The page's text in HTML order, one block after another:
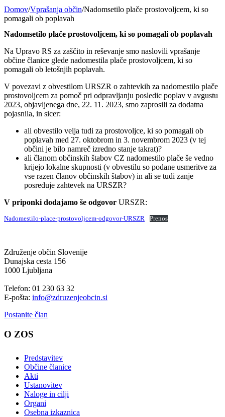
Domov/Vprašanja občin/Nadomsetilo plače prostovoljcem, ki so
pomagali ob poplavah
Nadomsetilo plače prostovoljcem, ki so pomagali ob poplavah
Na Upravo RS za zaščito in reševanje smo naslovili vprašanje
občine članice glede nadomestila plače prostovoljcem, ki so
pomagali ob letošnjih poplavah.
V povezavi z obvestilom URSZR o zahtevkih za nadomestilo plače
prostovoljcem za pomoč pri odpravljanju posledic poplav v avgustu
2023, objavljenega dne, 22. 11. 2023, smo zaprosili za dodatna
pojasnila, in sicer:
ali obvestilo velja tudi za prostovoljce, ki so pomagali ob
poplavah med 27. oktobrom in 3. novembrom 2023 (v tej
občini je bilo namreč izredno stanje takrat)?
ali članom občinskih štabov CZ nadomestilo plače še vedno
krijejo lokalne skupnosti (v obvestilu so podane usmeritve za
vse razen članov občinskih štabov) in ali se tudi zanje
posreduje zahtevek na URSZR?
V priponki dodajamo še odgovor URSZR:
Nadomestilo-place-prostovoljcem-odgovor-URSZR Prenos
Združenje občin Slovenije
Dunajska cesta 156
1000 Ljubljana
Telefon: 01 230 63 32
E-pošta: info@zdruzenjeobcin.si
Postanite član
O ZOS
Predstavitev
Občine članice
Akti
Ustanovitev
Naloge in cilji
Organi
Osebna izkaznica